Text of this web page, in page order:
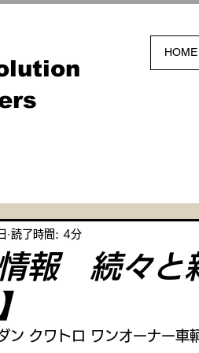
HOME
情報 続々と
読了時間: 4分
ン クワトロ ワンオーナー車